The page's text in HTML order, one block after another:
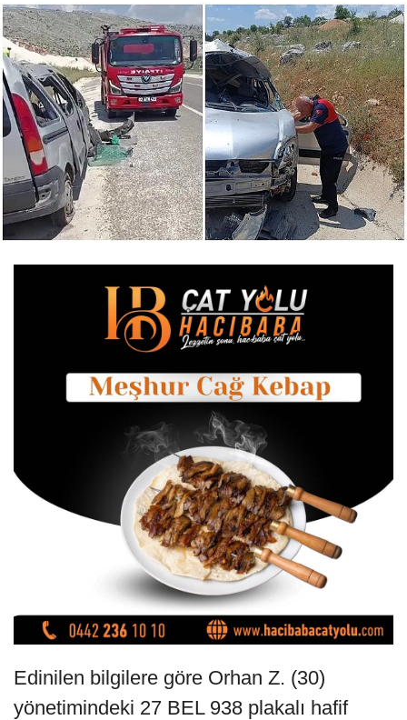
Edinilen bilgilere göre Orhan Z. (30)
yönetimindeki 27 BEL 938 plakalı hafif